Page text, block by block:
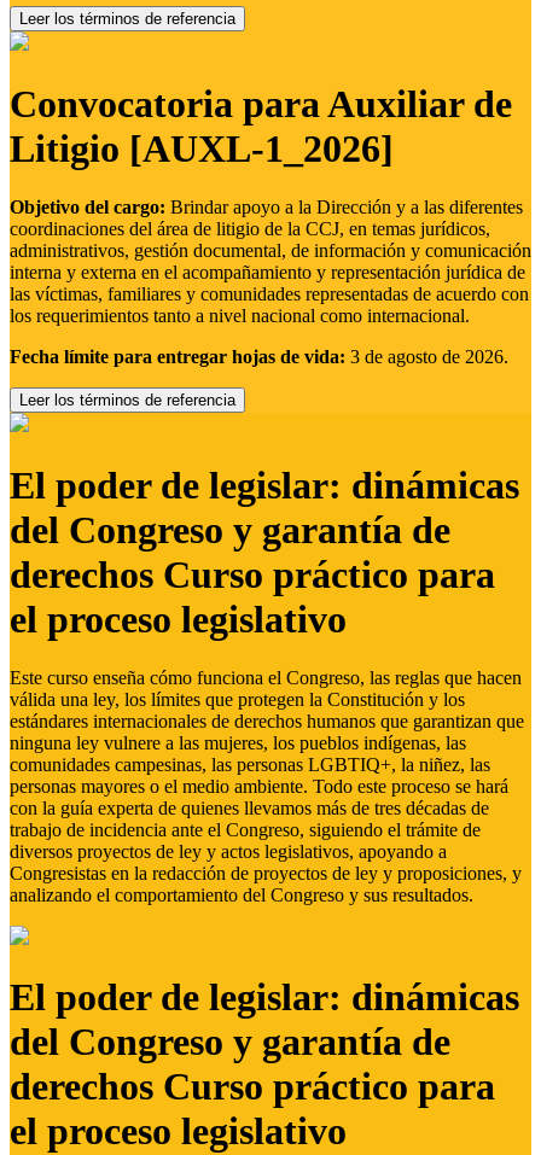
Leer los términos de referencia
Convocatoria para Auxiliar de
Litigio [AUXL-1_2026]
Objetivo del cargo: Brindar apoyo a la Dirección y a las diferentes
coordinaciones del área de litigio de la CCJ, en temas jurídicos,
administrativos, gestión documental, de información y comunicación
interna y externa en el acompañamiento y representación jurídica de
las víctimas, familiares y comunidades representadas de acuerdo con
los requerimientos tanto a nivel nacional como internacional.
Fecha límite para entregar hojas de vida: 3 de agosto de 2026.
Leer los términos de referencia
El poder de legislar: dinámicas
del Congreso y garantía de
derechos Curso práctico para
el proceso legislativo
Este curso enseña cómo funciona el Congreso, las reglas que hacen
válida una ley, los límites que protegen la Constitución y los
estándares internacionales de derechos humanos que garantizan que
ninguna ley vulnere a las mujeres, los pueblos indígenas, las
comunidades campesinas, las personas LGBTIQ+, la niñez, las
personas mayores o el medio ambiente. Todo este proceso se hará
con la guía experta de quienes llevamos más de tres décadas de
trabajo de incidencia ante el Congreso, siguiendo el trámite de
diversos proyectos de ley y actos legislativos, apoyando a
Congresistas en la redacción de proyectos de ley y proposiciones, y
analizando el comportamiento del Congreso y sus resultados.
El poder de legislar: dinámicas
del Congreso y garantía de
derechos Curso práctico para
el proceso legislativo